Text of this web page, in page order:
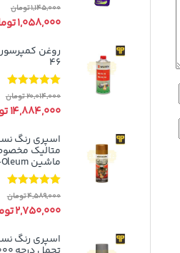
نمره5.00از
1,058,000
1,145,000تومان
46
نمره5.00از
14,884,000
20,014,000تومان
اسپری رنگ
متالیک
ماشین Rust-Oleum
نمره5.00از
2,750,000
4,589,000تومان
اسپری رنگ